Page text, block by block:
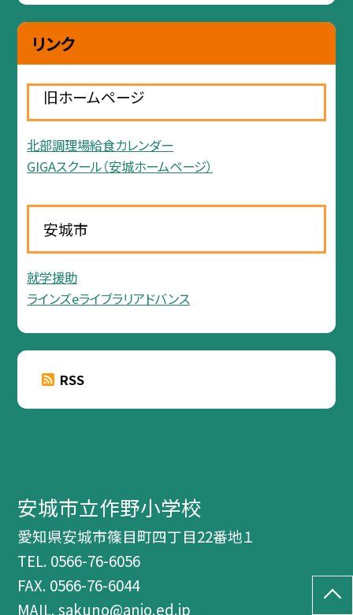
リンク
旧ホームページ
北部調理場給食カレンダー
GIGAスクール（安城ホームページ）
安城市
就学援助
ラインズeライブラリアドバンス
RSS
安城市立作野小学校
愛知県安城市篠目町四丁目22番地１
TEL. 0566-76-6056
FAX. 0566-76-6044
MAIL. sakuno@anjo.ed.jp